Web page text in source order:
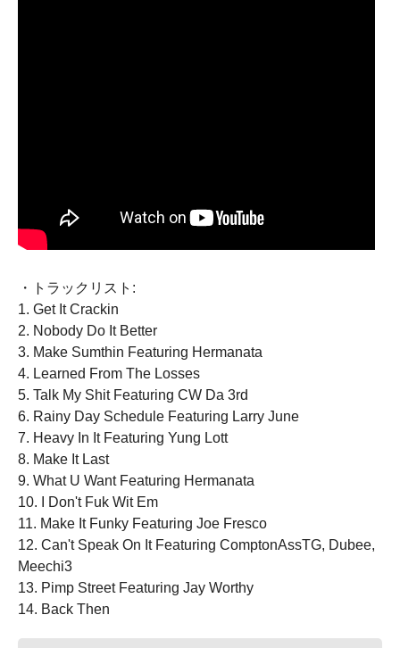
・トラックリスト:
1. Get It Crackin
2. Nobody Do It Better
3. Make Sumthin Featuring Hermanata
4. Learned From The Losses
5. Talk My Shit Featuring CW Da 3rd
6. Rainy Day Schedule Featuring Larry June
7. Heavy In It Featuring Yung Lott
8. Make It Last
9. What U Want Featuring Hermanata
10. I Don't Fuk Wit Em
11. Make It Funky Featuring Joe Fresco
12. Can't Speak On It Featuring ComptonAssTG, Dubee,
Meechi3
13. Pimp Street Featuring Jay Worthy
14. Back Then